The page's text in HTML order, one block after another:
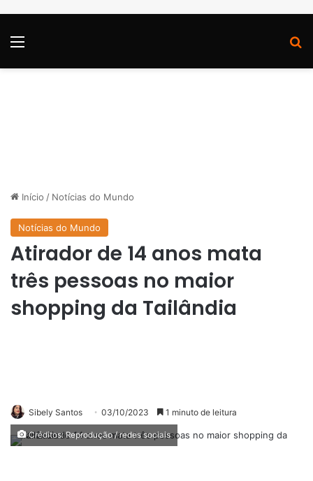
Início / Notícias do Mundo
Notícias do Mundo
Atirador de 14 anos mata
três pessoas no maior
shopping da Tailândia
Sibely Santos 03/10/2023 1 minuto de leitura
Créditos: Reprodução / redes sociais